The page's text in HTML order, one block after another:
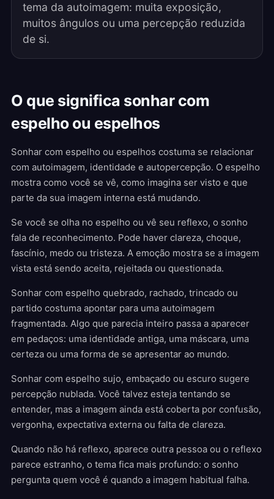
tema da autoimagem: muita exposição,
muitos ângulos ou uma percepção reduzida
de si.
O que significa sonhar com
espelho ou espelhos
Sonhar com espelho ou espelhos costuma se relacionar
com autoimagem, identidade e autopercepção. O espelho
mostra como você se vê, como imagina ser visto e que
parte da sua imagem interna está mudando.
Se você se olha no espelho ou vê seu reflexo, o sonho
fala de reconhecimento. Pode haver clareza, choque,
fascínio, medo ou tristeza. A emoção mostra se a imagem
vista está sendo aceita, rejeitada ou questionada.
Sonhar com espelho quebrado, rachado, trincado ou
partido costuma apontar para uma autoimagem
fragmentada. Algo que parecia inteiro passa a aparecer
em pedaços: uma identidade antiga, uma máscara, uma
certeza ou uma forma de se apresentar ao mundo.
Sonhar com espelho sujo, embaçado ou escuro sugere
percepção nublada. Você talvez esteja tentando se
entender, mas a imagem ainda está coberta por confusão,
vergonha, expectativa externa ou falta de clareza.
Quando não há reflexo, aparece outra pessoa ou o reflexo
parece estranho, o tema fica mais profundo: o sonho
pergunta quem você é quando a imagem habitual falha.